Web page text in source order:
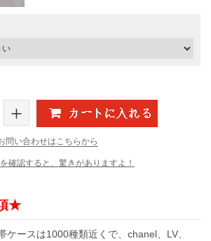
+
問い合わせはこちらから
確認すると、驚きがありますよ！
★
ケースは1000種類近くで、chanel、LV、